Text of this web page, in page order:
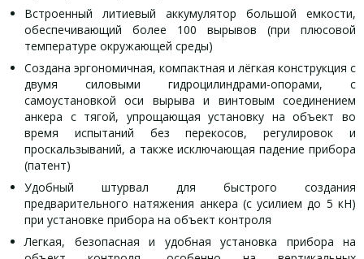
Встроенный литиевый аккумулятор большой емкости,
обеспечивающий более 100 вырывов (при плюсовой
температуре окружающей среды)
Создана эргономичная, компактная и лёгкая конструкция с
двумя силовыми гидроцилиндрами-опорами, с
самоустановкой оси вырыва и винтовым соединением
анкера с тягой, упрощающая установку на объект во
время испытаний без перекосов, регулировок и
проскальзываний, а также исключающая падение прибора
(патент)
Удобный штурвал для быстрого создания
предварительного натяжения анкера (с усилием до 5 кН)
при установке прибора на объект контроля
Легкая, безопасная и удобная установка прибора на